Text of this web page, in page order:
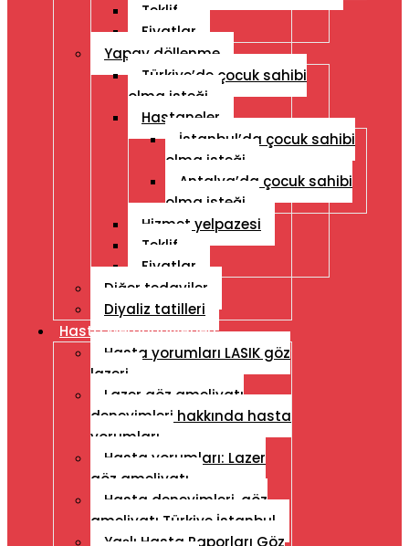
Teklif
Fiyatlar
Yapay döllenme
Türkiye’de çocuk sahibi
olma isteği
Hastaneler
İstanbul’da çocuk sahibi
olma isteği
Antalya’da çocuk sahibi
olma isteği
Hizmet yelpazesi
Teklif
Fiyatlar
Diğer tedaviler
Diyaliz tatilleri
Hasta Memnuniyetleri
Hasta yorumları LASIK göz
lazeri
Lazer göz ameliyatı
deneyimleri hakkında hasta
yorumları
Hasta yorumları: Lazer
göz ameliyatı
Hasta deneyimleri, göz
ameliyatı Türkiye İstanbul